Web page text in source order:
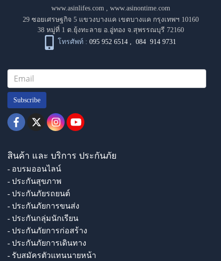
www.asinlifes.com
www.asinontime.com
29 ซอยเศรษฐกิจ 5 แขวงบางแค เขตบางแค กรุงเทพฯ 10160
38 หมู่ที่ 1 ต.ยุ้งทะลาย อ.อู่ทอง จ.สุพรรณบุรี 72160
โทรศัพท์ : 095 952 6514 ,084 914 9731
Subscribe
สินค้า และ บริการ ประกันภัย
- อบรมออนไลน์
- ประกันสุขภาพ
- ประกันภัยรถยนต์
- ประกันภัยการขนส่ง
- ประกันกลุ่มนักเรียน
- ประกันภัยการก่อสร้าง
- ประกันภัยการเดินทาง
- รับสมัครตัวแทนนายหน้า